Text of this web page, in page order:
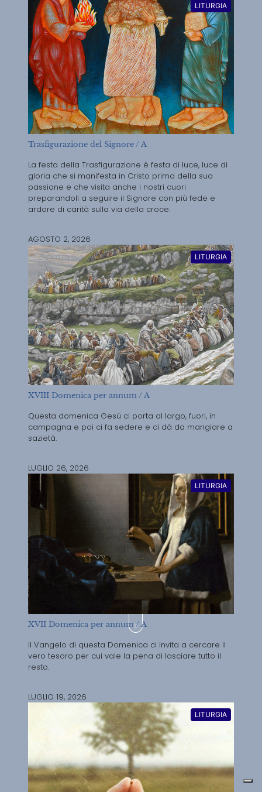
LITURGIA
Trasfigurazione del Signore / A
La festa della Trasfigurazione è festa di luce, luce di
gloria che si manifesta in Cristo prima della sua
passione e che visita anche i nostri cuori
preparandoli a seguire il Signore con più fede e
ardore di carità sulla via della croce.
AGOSTO 2, 2026
LITURGIA
XVIII Domenica per annum / A
Questa domenica Gesù ci porta al largo, fuori, in
campagna e poi ci fa sedere e ci dà da mangiare a
sazietà.
LUGLIO 26, 2026
LITURGIA
XVII Domenica per annum / A
Il Vangelo di questa Domenica ci invita a cercare il
vero tesoro per cui vale la pena di lasciare tutto il
resto.
LUGLIO 19, 2026
LITURGIA